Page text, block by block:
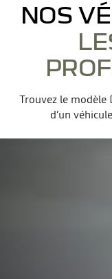
NOS
Trouvez le
d’un